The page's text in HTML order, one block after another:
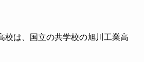
校は、国立の共学校の旭川工業高